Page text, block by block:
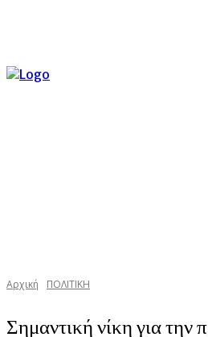
Αρχική ΠΟΛΙΤΙΚΗ
Σημαντική νίκη για την